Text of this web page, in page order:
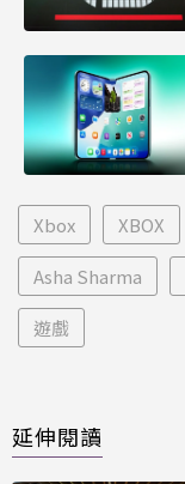
Xbox XBOX
Asha Sharma
遊戲
延伸閱讀